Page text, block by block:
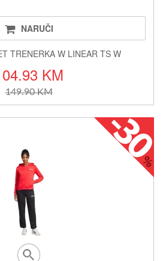
NARUČI
TRENERKA W LINEAR TS W
KM
149.90 KM